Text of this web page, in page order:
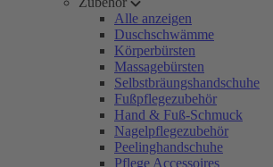
Alle anzeigen
Duschschwämme
Körperbürsten
Massagebürsten
Selbstbräungshandschuhe
Fußpflegezubehör
Hand & Fuß-Schmuck
Nagelpflegezubehör
Peelinghandschuhe
Pflege Accessoires